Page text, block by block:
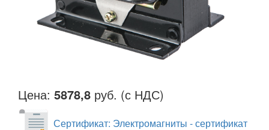
Цена: 5878,8 руб. (с НДС)
Сертификат: Электромагниты - сертификат